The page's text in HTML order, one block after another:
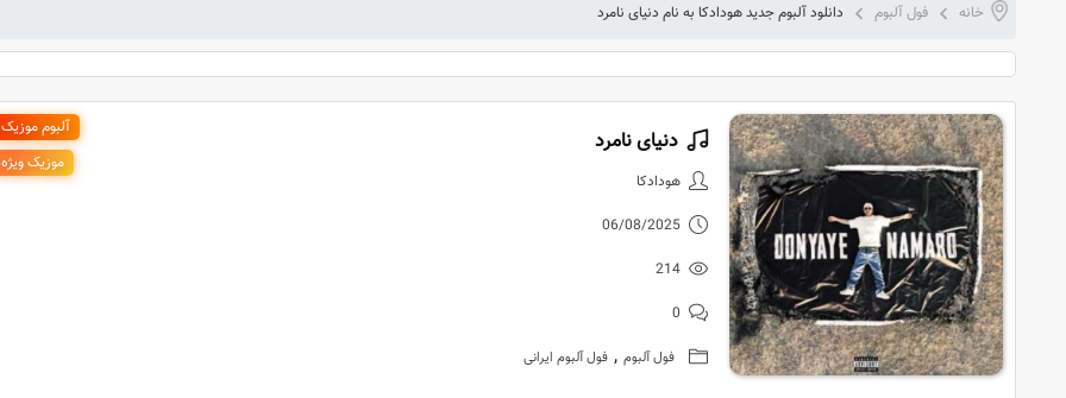
خانه فول آلبوم دانلود آلبوم جدید هودادکا به نام دنیای نامرد
دانلود آلبوم جدید هودادکا به نام دنیای نامرد
دنیای نامرد
هودادکا
06/08/2025
214
0
فول آلبوم , فول آلبوم ایرانی
آلبوم موزیک
موزیک ویژه